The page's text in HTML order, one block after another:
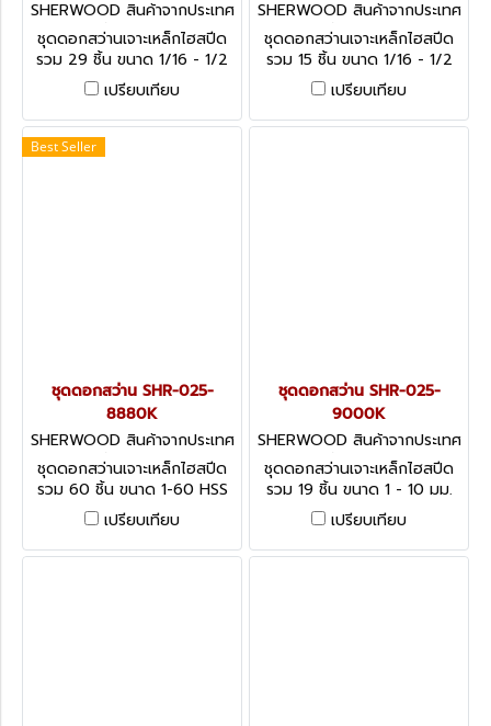
SHERWOOD สินค้าจากประเทศ
อังกฤษ-1
ชุดดอกสว่านเจาะเหล็กไฮสปีด
รวม 29 ชิ้น ขนาด 1/16 - 1/2
นิ้ว HSS Ground Flute
Jobber Drill Set, Inch - 29
Pieces
เปรียบเทียบ
SHERWOOD สินค้าจากประเทศ
อังกฤษ-1
ชุดดอกสว่านเจาะเหล็กไฮสปีด
รวม 15 ชิ้น ขนาด 1/16 - 1/2
นิ้ว HSS Ground Flute
Jobber Drill Set, Inch - 15
Pieces
เปรียบเทียบ
Best Seller
ชุดดอกสว่าน SHR-025-
8880K
SHERWOOD สินค้าจากประเทศ
อังกฤษ-1
ชุดดอกสว่านเจาะเหล็กไฮสปีด
รวม 60 ชิ้น ขนาด 1-60 HSS
Ground Flute Jobber Drill
Set, Gauge - 60 Pieces
เปรียบเทียบ
ชุดดอกสว่าน SHR-025-
9000K
SHERWOOD สินค้าจากประเทศ
อังกฤษ-1
ชุดดอกสว่านเจาะเหล็กไฮสปีด
รวม 19 ชิ้น ขนาด 1 - 10 มม.
HSS Ground Flute 'Select-
A-Drill' Set, Metric - 19
Pieces
เปรียบเทียบ